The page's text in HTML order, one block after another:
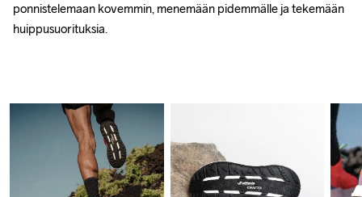
ponnistelemaan kovemmin, menemään pidemmälle ja tekemään
huippusuorituksia.